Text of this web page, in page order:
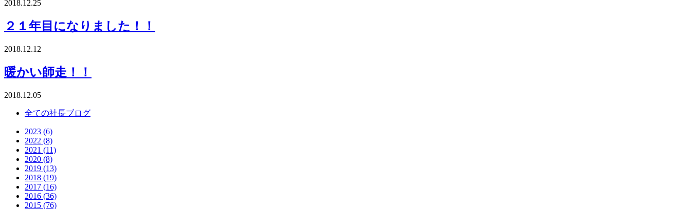
2018.12.25
２１年目になりました！！
2018.12.12
暖かい師走！！
2018.12.05
全ての社長ブログ
2023 (6)
2022 (8)
2021 (11)
2020 (8)
2019 (13)
2018 (19)
2017 (16)
2016 (36)
2015 (76)